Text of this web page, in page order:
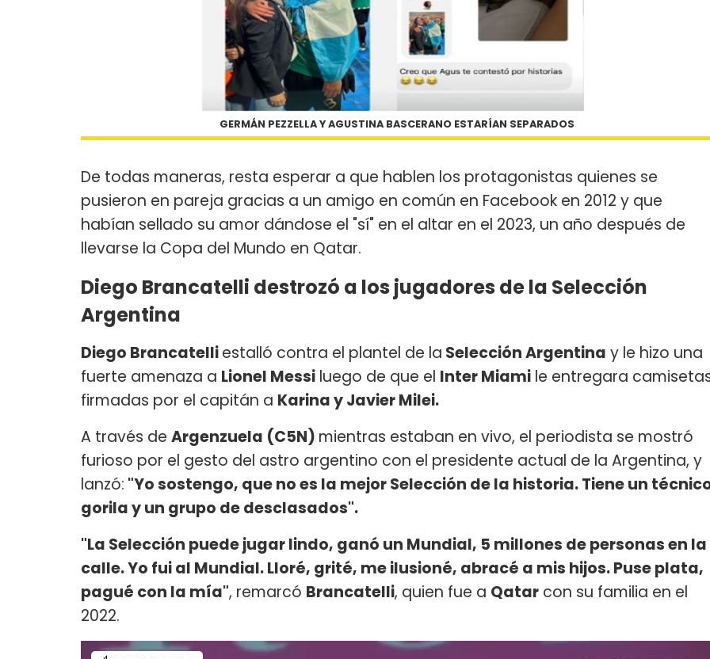
GERMÁN PEZZELLA Y AGUSTINA BASCERANO ESTARÍAN SEPARADOS
De todas maneras, resta esperar a que hablen los protagonistas quienes se
pusieron en pareja gracias a un amigo en común en Facebook en 2012 y que
habían sellado su amor dándose el "sí" en el altar en el 2023, un año después de
llevarse la Copa del Mundo en Qatar.
Diego Brancatelli destrozó a los jugadores de la Selección
Argentina
Diego Brancatelliestalló contra el plantel de la Selección Argentina y le hizo una
fuerte amenaza a Lionel Messi luego de que el Inter Miami le entregara
firmadas por el capitán a Karina y Javier Milei.
A través de Argenzuela (C5N) mientras estaban en vivo, el periodista se mostró
furioso por el gesto del astro argentino con el presidente actual de la Argentina, y
lanzó: "Yo sostengo, que no es la mejor Selección de la historia. Tiene un
gorila y un grupo de desclasados".
"La Selección puede jugar lindo, ganó un Mundial, 5 millones de personas en la
calle. Yo fui al Mundial. Lloré, grité, me ilusioné, abracé a mis hijos. Puse plata,
pagué con la mía", remarcó Brancatelli, quien fue a Qatar con su familia en el
2022.